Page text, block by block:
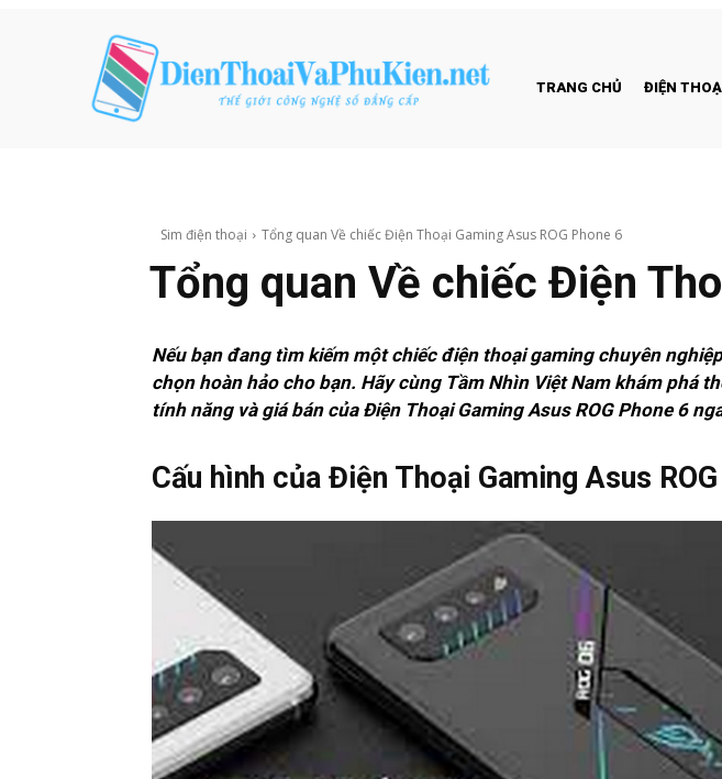
TRANG CHỦ ĐIỆN
Sim điện thoại Tổng quan Về chiếc Điện Thoại Gaming Asus ROG Phone 6
Tổng quan Về chiếc Điện
Nếu bạn đang tìm kiếm một chiếc điện thoại gaming chuyên
chọn hoàn hảo cho bạn. Hãy cùng Tầm Nhìn Việt Nam khám phá
tính năng và giá bán của Điện Thoại Gaming Asus ROG Phone 6
Cấu hình của Điện Thoại Gaming Asus